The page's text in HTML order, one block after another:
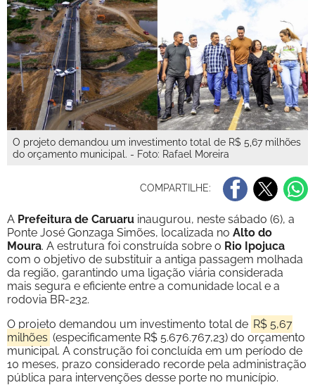
O projeto demandou um investimento total de R$ 5,67 milhões
do orçamento municipal. - Foto: Rafael Moreira
COMPARTILHE:
A Prefeitura de Caruaru inaugurou, neste sábado (6), a
Ponte José Gonzaga Simões, localizada no Alto do
Moura. A estrutura foi construída sobre o Rio Ipojuca
com o objetivo de substituir a antiga passagem molhada
da região, garantindo uma ligação viária considerada
mais segura e eficiente entre a comunidade local e a
rodovia BR-232.
O projeto demandou um investimento total de R$ 5,67
milhões (especificamente R$ 5.676.767,23) do orçamento
municipal. A construção foi concluída em um período de
10 meses, prazo considerado recorde pela administração
pública para intervenções desse porte no município.